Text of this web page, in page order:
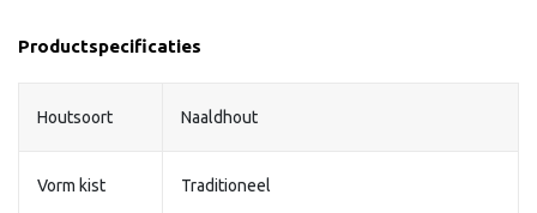
Productspecificaties
Houtsoort Naaldhout
Vorm kist Traditioneel